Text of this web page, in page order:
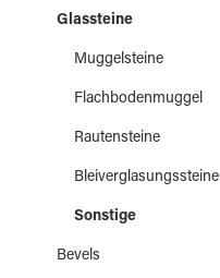
Glassteine
Muggelsteine
Flachbodenmuggel
Rautensteine
Bleiverglasungssteine
Sonstige
Bevels